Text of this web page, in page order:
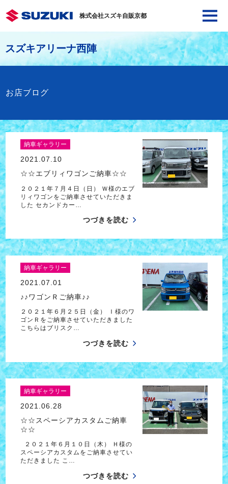
株式会社スズキ自販京都
スズキアリーナ西陣
お店ブログ
納車ギャラリー
2021.07.10
☆☆エブリィワゴンご納車☆☆
２０２１年７月４日（日） Ｗ様のエブ
リィワゴンをご納車させていただきま
した セカンドカー…
つづきを読む
納車ギャラリー
2021.07.01
♪♪ワゴンＲご納車♪♪
２０２１年６月２５日（金） Ｉ様のワ
ゴンＲをご納車させていただきました
こちらはブリスク…
つづきを読む
納車ギャラリー
2021.06.28
☆☆スペーシアカスタムご納車
☆☆
２０２１年６月１０日（木） Ｈ様の
スペーシアカスタムをご納車させてい
ただきました こ…
つづきを読む